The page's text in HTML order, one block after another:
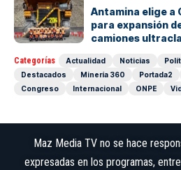
Antamina elige a
para expansión
camiones
Categorías Actualidad Noticias
Destacados
Minería 360 Portada2
Congreso
Internacional ONPE
Maz Media TV no se hace
expresadas en los programas,